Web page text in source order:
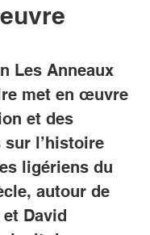
Les Anneaux
met en œuvre
et des
sur l’histoire
ligériens du
autour de
David